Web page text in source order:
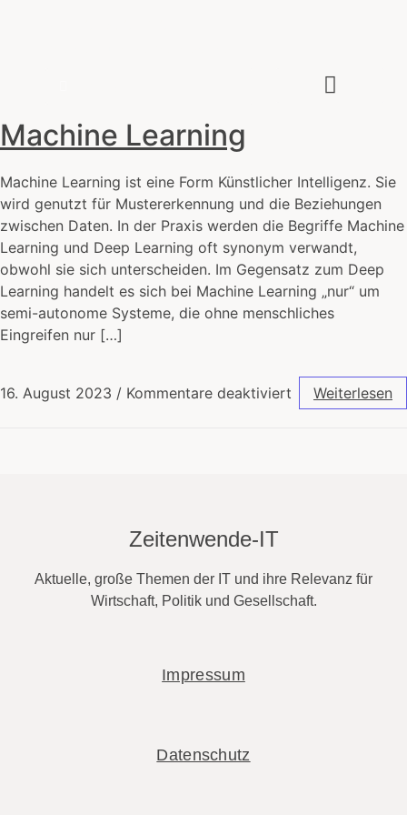
Machine Learning
Machine Learning ist eine Form Künstlicher Intelligenz. Sie
wird genutzt für Mustererkennung und die Beziehungen
zwischen Daten. In der Praxis werden die Begriffe Machine
Learning und Deep Learning oft synonym verwandt,
obwohl sie sich unterscheiden. Im Gegensatz zum Deep
Learning handelt es sich bei Machine Learning „nur“ um
semi-autonome Systeme, die ohne menschliches
Eingreifen nur […]
16. August 2023 / Kommentare deaktiviert Weiterlesen
Zeitenwende-IT
Aktuelle, große Themen der IT und ihre Relevanz für
Wirtschaft, Politik und Gesellschaft.
Impressum
Datenschutz